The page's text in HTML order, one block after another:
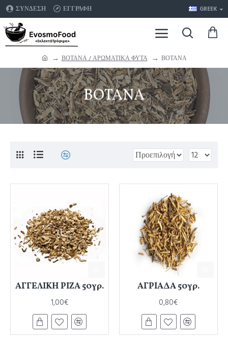
ΣΥΝΔΕΣΗ ΕΓΓΡΑΦΗ GREEK
ΒΟΤΑΝΑ / ΑΡΩΜΑΤΙΚΑ ΦΥΤΑ ΒΟΤΑΝΑ
ΒΟΤΑΝΑ
ΑΓΓΕΛΙΚΗ ΡΙΖΑ 50γρ.
1,00€
ΑΓΡΙΑΔΑ 50γρ.
0,80€